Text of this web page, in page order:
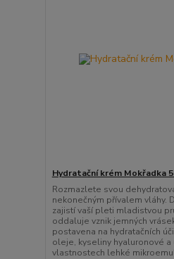
Hydratační krém Mokřadka
Rozmazlete svou
nekonečným přívalem vláhy.
zajistí vaší pleti mladistvou
oddaluje vznik jemných
postavena na hydratačních
oleje, kyseliny hyaluronové a
vlastnostech lehké